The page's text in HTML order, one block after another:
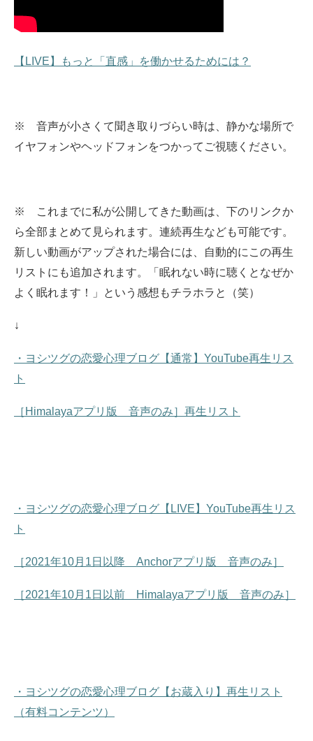
【LIVE】もっと「直感」を働かせるためには？
※ 音声が小さくて聞き取りづらい時は、静かな場所で
イヤフォンやヘッドフォンをつかってご視聴ください。
※ これまでに私が公開してきた動画は、下のリンクか
ら全部まとめて見られます。 連続再生なども可能です。
新しい動画がアップされた場合には、自動的にこの再生
リストにも追加されます。
「眠れない時に聴くとなぜか
よく眠れます！」という感想もチラホラと（笑）
↓
・ヨシツグの恋愛心理ブログ【通常】YouTube再生リス
ト
［Himalayaアプリ版 音声のみ］再生リスト
・ヨシツグの恋愛心理ブログ【LIVE】YouTube再生リス
ト
［2021年10月1日以降 Anchorアプリ版 音声のみ］
［2021年10月1日以前 Himalayaアプリ版 音声のみ］
・ヨシツグの恋愛心理ブログ【お蔵入り】再生リスト
（有料コンテンツ）